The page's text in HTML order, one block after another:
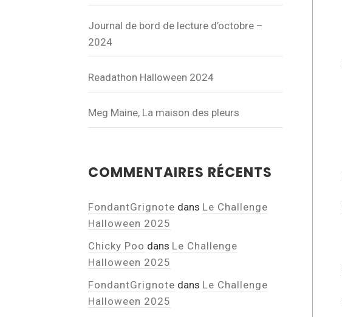
Journal de bord de lecture d’octobre –
2024
Readathon Halloween 2024
Meg Maine, La maison des pleurs
COMMENTAIRES RÉCENTS
FondantGrignote dans Le Challenge
Halloween 2025
Chicky Poo dans Le Challenge
Halloween 2025
FondantGrignote dans Le Challenge
Halloween 2025